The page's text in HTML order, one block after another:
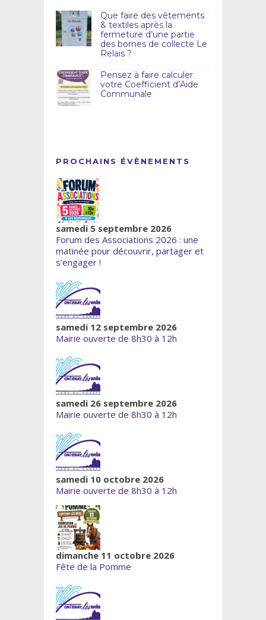
Que faire des vêtements
& textiles après la
fermeture d’une partie
des bornes de collecte Le
Relais ?
Pensez à faire calculer
votre Coefficient d’Aide
Communale
PROCHAINS ÉVÈNEMENTS
samedi 5 septembre 2026
Forum des Associations 2026 : une
matinée pour découvrir, partager et
s’engager !
samedi 12 septembre 2026
Mairie ouverte de 8h30 à 12h
samedi 26 septembre 2026
Mairie ouverte de 8h30 à 12h
samedi 10 octobre 2026
Mairie ouverte de 8h30 à 12h
dimanche 11 octobre 2026
Fête de la Pomme